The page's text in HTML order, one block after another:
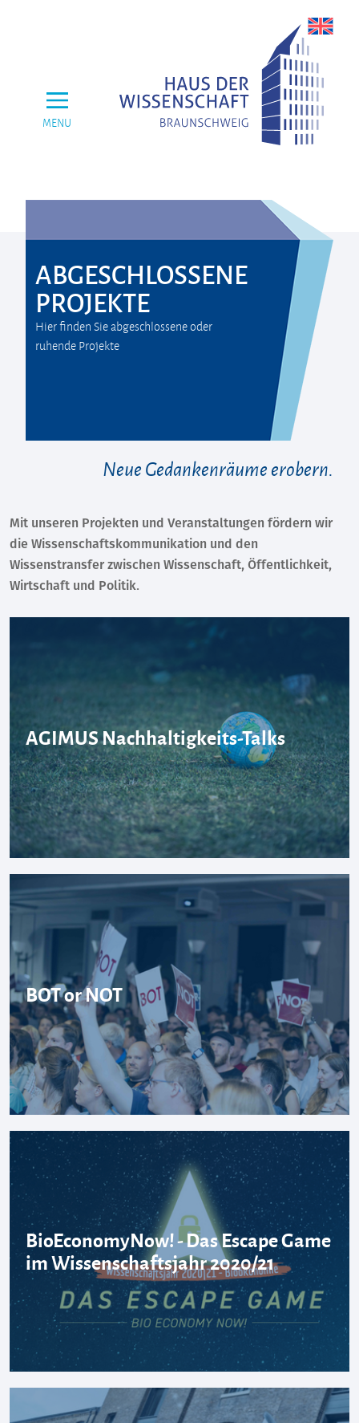
MENU
ABGESCHLOSSENE
PROJEKTE
Hier finden Sie abgeschlossene oder
ruhende Projekte
Neue Gedankenräume erobern.
Mit unseren Projekten und Veranstaltungen fördern wir
die Wissenschaftskommunikation und den
Wissenstransfer zwischen Wissenschaft, Öffentlichkeit,
Wirtschaft und Politik.
AGIMUS Nachhaltigkeits-Talks
BOT or NOT
BioEconomyNow! - Das Escape Game
im Wissenschaftsjahr 2020/21